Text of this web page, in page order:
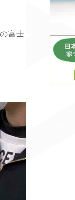
富士